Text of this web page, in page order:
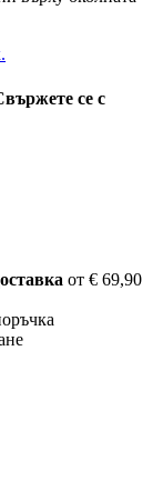
се с
от € 69,90